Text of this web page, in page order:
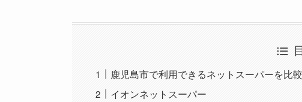
鹿児島市で利用できるネットスーパーを比較
イオンネットスーパー